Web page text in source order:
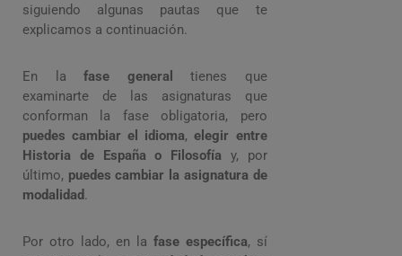
siguiendo algunas pautas que te
explicamos a continuación.
En lafase general
tienes que
examinarte de las asignaturas que
conforman la fase obligatoria, pero
puedes cambiar el idioma,elegir entre
Historia de España o Filosofía y, por
último, puedes cambiar la asignatura de
modalidad.
Por otro lado, en la fase específica, sí